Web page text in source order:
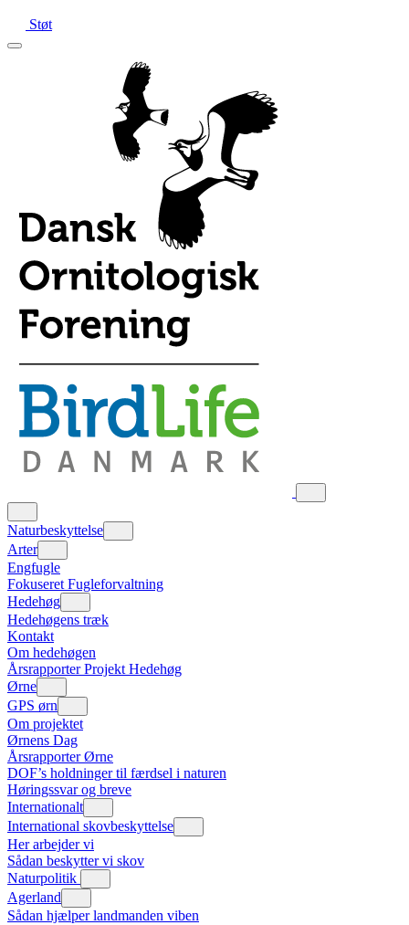
Støt
Naturbeskyttelse
Arter
Engfugle
Fokuseret Fugleforvaltning
Hedehøg
Hedehøgens træk
Kontakt
Om hedehøgen
Årsrapporter Projekt Hedehøg
Ørne
GPS ørn
Om projektet
Ørnens Dag
Årsrapporter Ørne
DOF’s holdninger til færdsel i naturen
Høringssvar og breve
Internationalt
International skovbeskyttelse
Her arbejder vi
Sådan beskytter vi skov
Naturpolitik
Agerland
Sådan hjælper landmanden viben